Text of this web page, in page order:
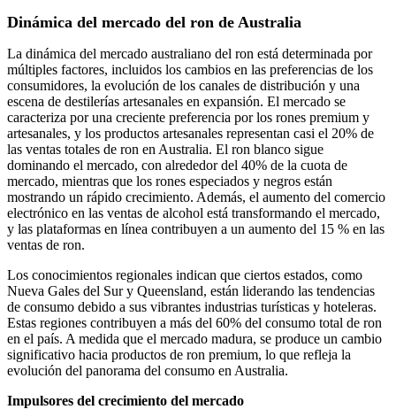
Dinámica del mercado del ron de Australia
La dinámica del mercado australiano del ron está determinada por
múltiples factores, incluidos los cambios en las preferencias de los
consumidores, la evolución de los canales de distribución y una
escena de destilerías artesanales en expansión. El mercado se
caracteriza por una creciente preferencia por los rones premium y
artesanales, y los productos artesanales representan casi el 20% de
las ventas totales de ron en Australia. El ron blanco sigue
dominando el mercado, con alrededor del 40% de la cuota de
mercado, mientras que los rones especiados y negros están
mostrando un rápido crecimiento. Además, el aumento del comercio
electrónico en las ventas de alcohol está transformando el mercado,
y las plataformas en línea contribuyen a un aumento del 15 % en las
ventas de ron.
Los conocimientos regionales indican que ciertos estados, como
Nueva Gales del Sur y Queensland, están liderando las tendencias
de consumo debido a sus vibrantes industrias turísticas y hoteleras.
Estas regiones contribuyen a más del 60% del consumo total de ron
en el país. A medida que el mercado madura, se produce un cambio
significativo hacia productos de ron premium, lo que refleja la
evolución del panorama del consumo en Australia.
Impulsores del crecimiento del mercado